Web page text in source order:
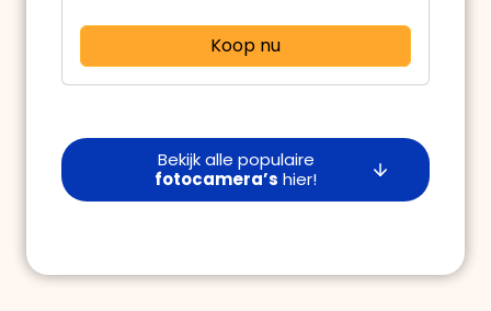
Koop nu
Bekijk alle populaire
fotocamera’s hier!